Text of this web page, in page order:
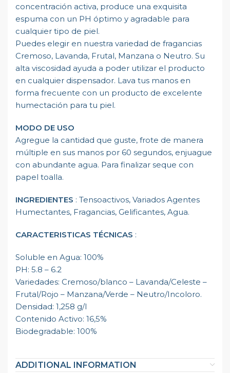
concentración activa, produce una exquisita
espuma con un PH óptimo y agradable para
cualquier tipo de piel.
Puedes elegir en nuestra variedad de fragancias
Cremoso, Lavanda, Frutal, Manzana o Neutro. Su
alta viscosidad ayuda a poder utilizar el producto
en cualquier dispensador. Lava tus manos en
forma frecuente con un producto de excelente
humectación para tu piel.
MODO DE USO
Agregue la cantidad que guste, frote de manera
múltiple en sus manos por 60 segundos, enjuague
con abundante agua. Para finalizar seque con
papel toalla.
INGREDIENTES : Tensoactivos, Variados Agentes
Humectantes, Fragancias, Gelificantes, Agua.
CARACTERISTICAS TÉCNICAS :
Soluble en Agua: 100%
PH: 5.8 – 6.2
Variedades: Cremoso/blanco – Lavanda/Celeste –
Frutal/Rojo – Manzana/Verde – Neutro/Incoloro.
Densidad: 1,258 g/l
Contenido Activo: 16,5%
Biodegradable: 100%
ADDITIONAL INFORMATION